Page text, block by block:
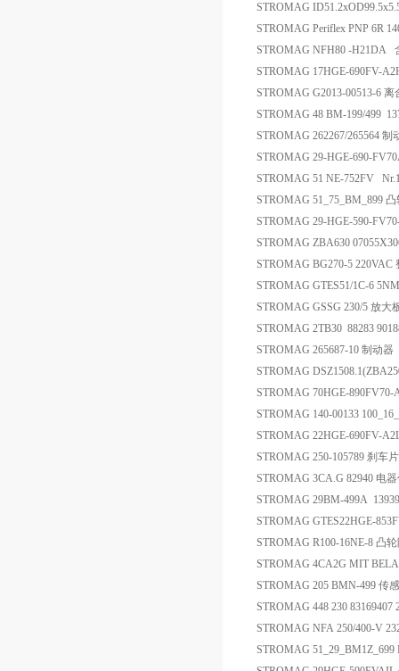
STROMAG
STROMAG Periflex PNP 6R
STROMAG NFH80 -H21DA
STROMAG 17HGE-690FV-
STROMAG G2013-00513-6 离
STROMAG 48 BM-199/499
STROMAG 262267/265564 制
STROMAG 29-HGE-690-
STROMAG 51 NE-752FV
STROMAG 51_75_BM_899
STROMAG 29-HGE-590-
STROMAG ZBA630
STROMAG BG270-5 220VAC
STROMAG GTES51/1C-6
STROMAG GSSG 230/5 放大
STROMAG 2TB30 88283
STROMAG 265687-10 制动器
STROMAG
STROMAG 70HGE-890FV70-
STROMAG 140-00133
STROMAG 22HGE-690FV-
STROMAG 250-105789 刹车片
STROMAG 3CA.G 82940 电
STROMAG 29BM-499A
STROMAG GTES22HGE-
STROMAG R100-16NE-8 凸
STROMAG 4CA2G MIT
STROMAG 205 BMN-499 传
STROMAG 448 230
STROMAG NFA 250/400-V
STROMAG 51_29_BM1Z_699